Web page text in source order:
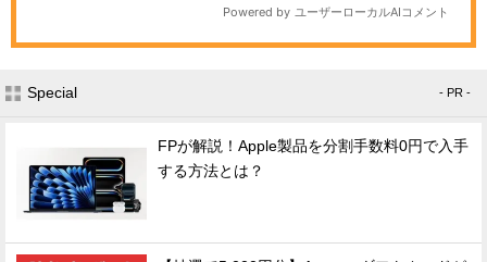
Special - PR -
FPが解説！Apple製品を分割手数料0円で入手
する方法とは？